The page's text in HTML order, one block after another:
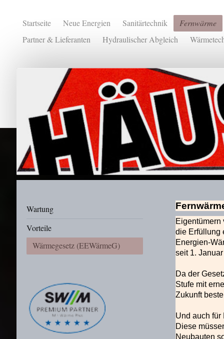
Startseite Neue Energien Sanitärtechnik
Fernwärme
Partner & Lieferanten
Hydraulischer Abgleich
Eigentümern
die Erfüllung
Energien-
seit 1.
Da der
Stufe mit
Zukunft
Und auch für
Diese
Neubauten
Wartung
Vorteile
Wärmegesetz (EEWärmeG)